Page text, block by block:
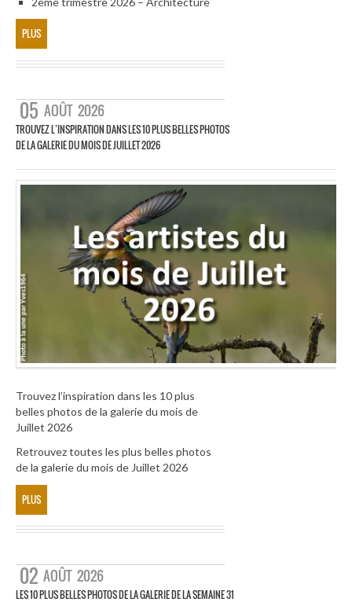
PLUS
05 AOÛT 2026
TROUVEZ L’INSPIRATION DANS LES 10 PLUS BELLES PHOTOS
DE LA GALERIE DU MOIS DE JUILLET 2026
Trouvez l’inspiration dans les 10 plus
belles photos de la galerie du mois de
Juillet 2026
Retrouvez toutes les plus belles photos
de la galerie du mois de Juillet 2026
PLUS
02 AOÛT 2026
LES 10 PLUS BELLES PHOTOS DE LA GALERIE DE LA SEMAINE 31